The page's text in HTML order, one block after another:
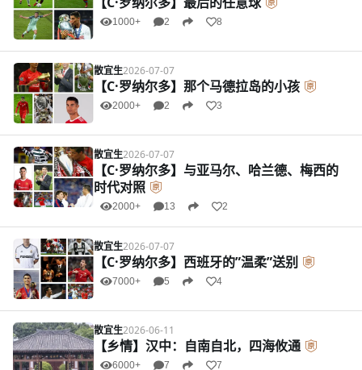
1000+ 2 8
散宜生2026-07-07
【C·罗纳尔多】那个马德拉岛的小孩
2000+ 2 3
散宜生2026-07-07
【C·罗纳尔多】与亚马尔、哈兰德、梅西的
时代对照
2000+ 13 2
散宜生2026-07-07
【C·罗纳尔多】西班牙的”温柔”送别
7000+ 5 4
散宜生2026-06-11
【乡情】汉中：自南自北，四海攸通
6000+ 7 7